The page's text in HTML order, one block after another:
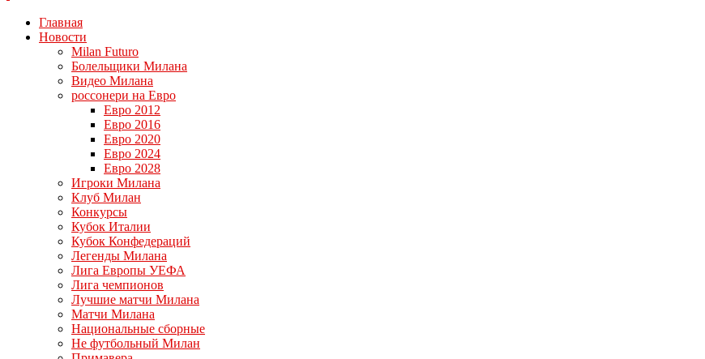
Главная
Новости
Milan Futuro
Болельщики Милана
Видео Милана
россонери на Евро
Евро 2012
Евро 2016
Евро 2020
Евро 2024
Евро 2028
Игроки Милана
Клуб Милан
Конкурсы
Кубок Италии
Кубок Конфедераций
Легенды Милана
Лига Европы УЕФА
Лига чемпионов
Лучшие матчи Милана
Матчи Милана
Национальные сборные
Не футбольный Милан